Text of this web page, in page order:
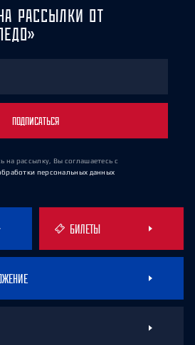
РАССЫЛКИ ОТ
ПОДПИСАТЬСЯ
на рассылку, Вы соглашаетесь с
персональных данных
БИЛЕТЫ